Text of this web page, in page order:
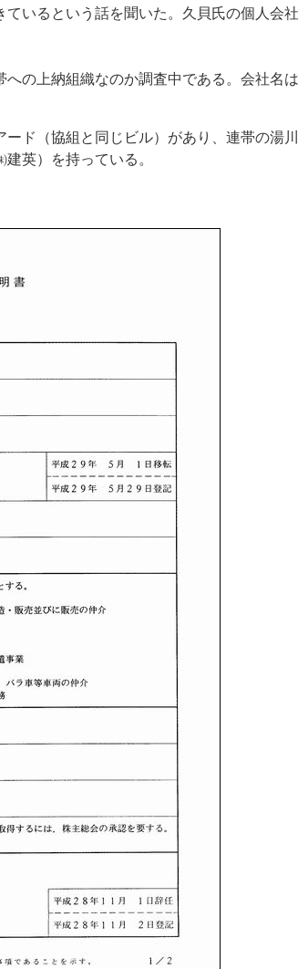
いるという話を聞いた。久貝氏の個人会
の上納組織なのか調査中である。会社名
ド（協組と同じビル）があり、連帯の湯
英）を持っている。